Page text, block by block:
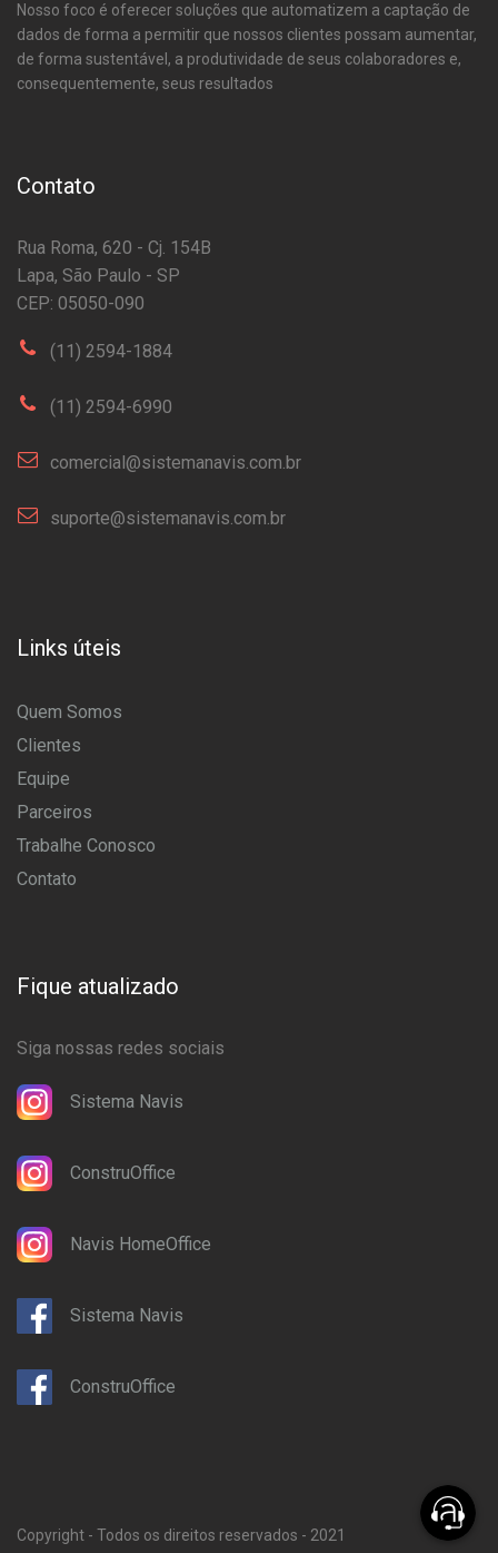
Nosso foco é oferecer soluções que automatizem a captação de
dados de forma a permitir que nossos clientes possam aumentar,
de forma sustentável, a produtividade de seus colaboradores e,
consequentemente, seus resultados
Contato
Rua Roma, 620 - Cj. 154B
Lapa, São Paulo - SP
CEP: 05050-090
(11) 2594-1884
(11) 2594-6990
comercial@sistemanavis.com.br
suporte@sistemanavis.com.br
Links úteis
Quem Somos
Clientes
Equipe
Parceiros
Trabalhe Conosco
Contato
Fique atualizado
Siga nossas redes sociais
Sistema Navis
ConstruOffice
Navis HomeOffice
Sistema Navis
ConstruOffice
Copyright - Todos os direitos reservados - 2021